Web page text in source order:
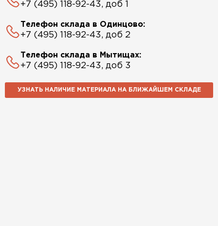
+7 (495) 118-92-43, доб 1
Телефон склада в Одинцово:
+7 (495) 118-92-43, доб 2
Телефон склада в Мытищах:
+7 (495) 118-92-43, доб 3
УЗНАТЬ НАЛИЧИЕ МАТЕРИАЛА НА БЛИЖАЙШЕМ СКЛАДЕ